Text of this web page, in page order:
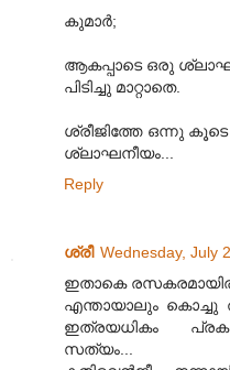
കുമാര്‍;
ആകപ്പാടെ ഒരു
പിടിച്ചു മാറ്റാതെ.
ശ്രീജിത്തേ ഒന്നു
ശ്ലാഘനീയം...
Reply
ശ്രീ Wednesday, July
ഇതാകെ
എന്തായാലും കൊച്ചു
ഇത്രയധികം
സത്യം...